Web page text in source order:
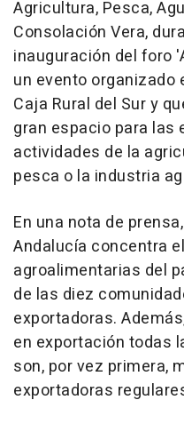
Agricultura, Pesca,
Consolación Vera,
inauguración del foro
un evento organizado
Caja Rural del Sur y
gran espacio para las
actividades de la
pesca o la industria
En una nota de
Andalucía concentra
agroalimentarias del
de las diez
exportadoras.
en exportación todas
son, por vez primera,
exportadoras